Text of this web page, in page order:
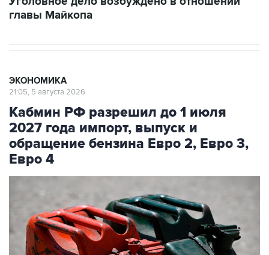
Кабмин РФ разрешил до 1 июля
2027 года импорт, выпуск и
обращение бензина Евро 2, Евро 3,
Евро 4